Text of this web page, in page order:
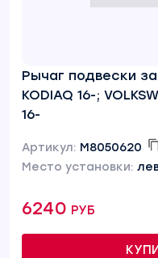
Рычаг подвески
KODIAQ 16-;
16-
Артикул: M8050620
Место установки:
6240 руб